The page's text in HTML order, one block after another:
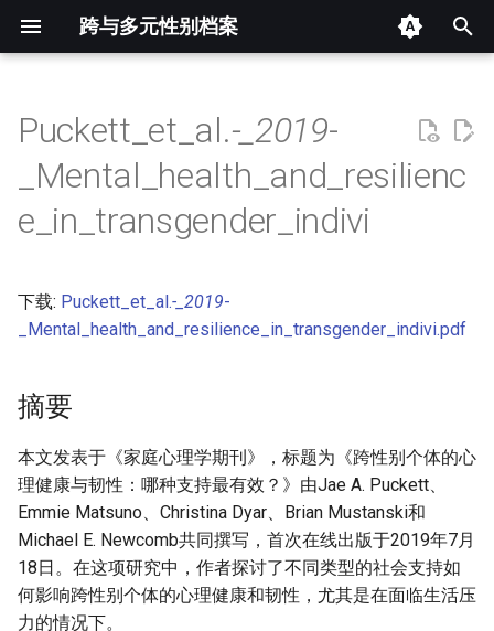
跨与多元性别档案
开
始
索
摘要
其他信息 [Processed Page
Metadata]
Puckett_et_al.-_2019-
_Mental_health_and_resilienc
e_in_transgender_indivi
下载: Puckett_et_al.-_2019-
_Mental_health_and_resilience_in_transgender_indivi.pdf
摘要
本文发表于《家庭心理学期刊》，标题为《跨性别个体的心
理健康与韧性：哪种支持最有效？》由Jae A. Puckett、
Emmie Matsuno、Christina Dyar、Brian Mustanski和
Michael E. Newcomb共同撰写，首次在线出版于2019年7月
18日。在这项研究中，作者探讨了不同类型的社会支持如
何影响跨性别个体的心理健康和韧性，尤其是在面临生活压
力的情况下。